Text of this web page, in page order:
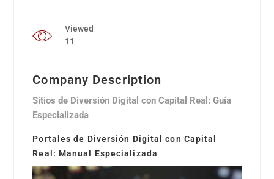
Viewed
11
Company Description
Sitios de Diversión Digital con Capital Real: Guía
Especializada
Portales de Diversión Digital con Capital
Real: Manual Especializada